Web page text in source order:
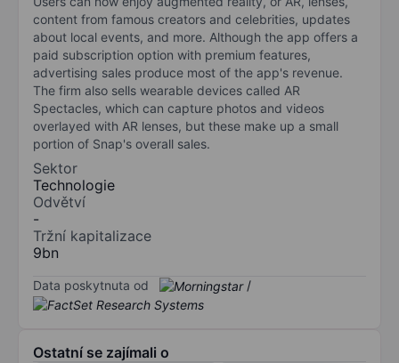
content from famous creators and celebrities, updates
about local events, and more. Although the app offers a
paid subscription option with premium features,
advertising sales produce most of the app's revenue.
The firm also sells wearable devices called AR
Spectacles, which can capture photos and videos
overlayed with AR lenses, but these make up a small
portion of Snap's overall sales.
Sektor
Technologie
Odvětví
-
Tržní kapitalizace
9bn
Data poskytnuta od /
Ostatní se zajímali o